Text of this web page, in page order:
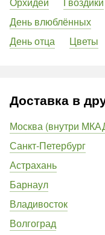
День влюблённых
День отца
Цветы
Доставка в
Москва (внутри
Санкт-Петербург
Астрахань
Барнаул
Владивосток
Волгоград